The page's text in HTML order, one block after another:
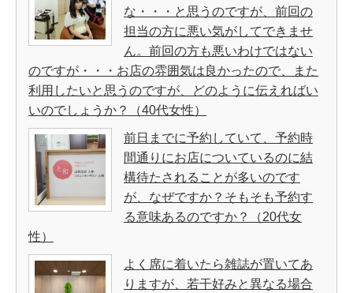
な・・・と思うのですが、前回の
担当の方に悪い気がしてできませ
ん。前回の方も悪いわけではない
のですが・・・お店の雰囲気は良かったので、また
利用したいと思うのですが、どのように伝えればい
いのでしょうか？（40代女性）
前日までに予約していて、予約時
間通りにお店についているのに結
構待たされることが多いのです
が、なぜですか？そもそも予約す
る意味あるのですか？（20代女
性）
よく席に着いたら雑誌が置いてあ
りますが、若干好みと異なる場合